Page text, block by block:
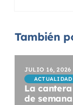
También
JULIO 16, 2026
ACTUALIDAD
La
de